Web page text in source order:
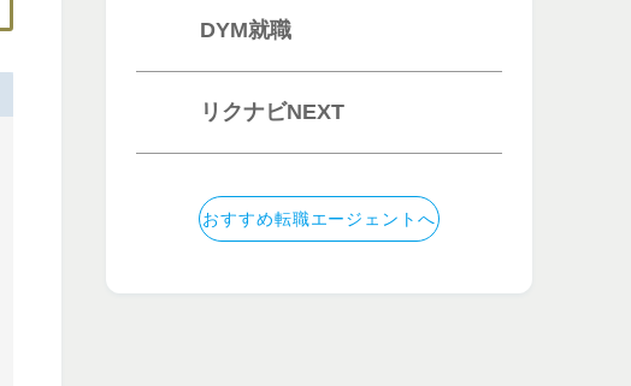
DYM就職
リクナビNEXT
おすすめ転職エージェントへ